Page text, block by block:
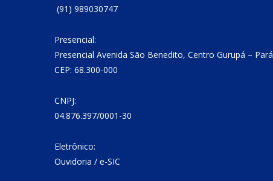
(91) 989030747
Presencial:
Presencial Avenida São Benedito, Centro Gurupá – Pará
CEP: 68.300-000
CNPJ:
04.876.397/0001-30
Eletrônico:
Ouvidoria / e-SIC